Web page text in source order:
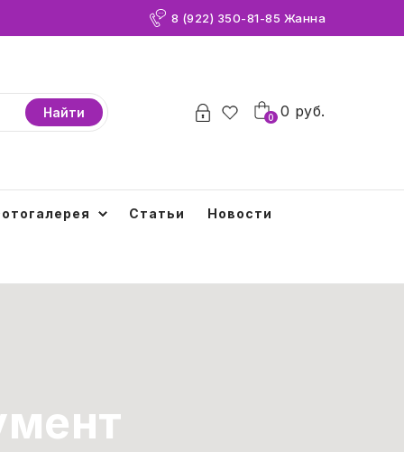
8 (922) 350-81-85 Жанна
Найти 0 0 руб.
Статьи Новости